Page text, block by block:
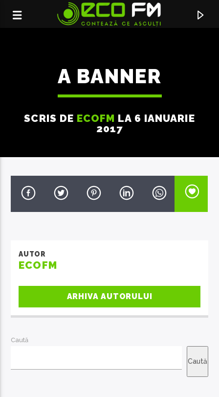
ACUM ÎN DIRECT
AI GRESIT
ANDREEA BANICA FEAT. ANDREI BANUTA
EcoFM Chisinau
A BANNER
SCRIS DE ECOFM LA 6 IANUARIE
2017
AUTOR
ECOFM
ARHIVA AUTORULUI
Caută
Caută